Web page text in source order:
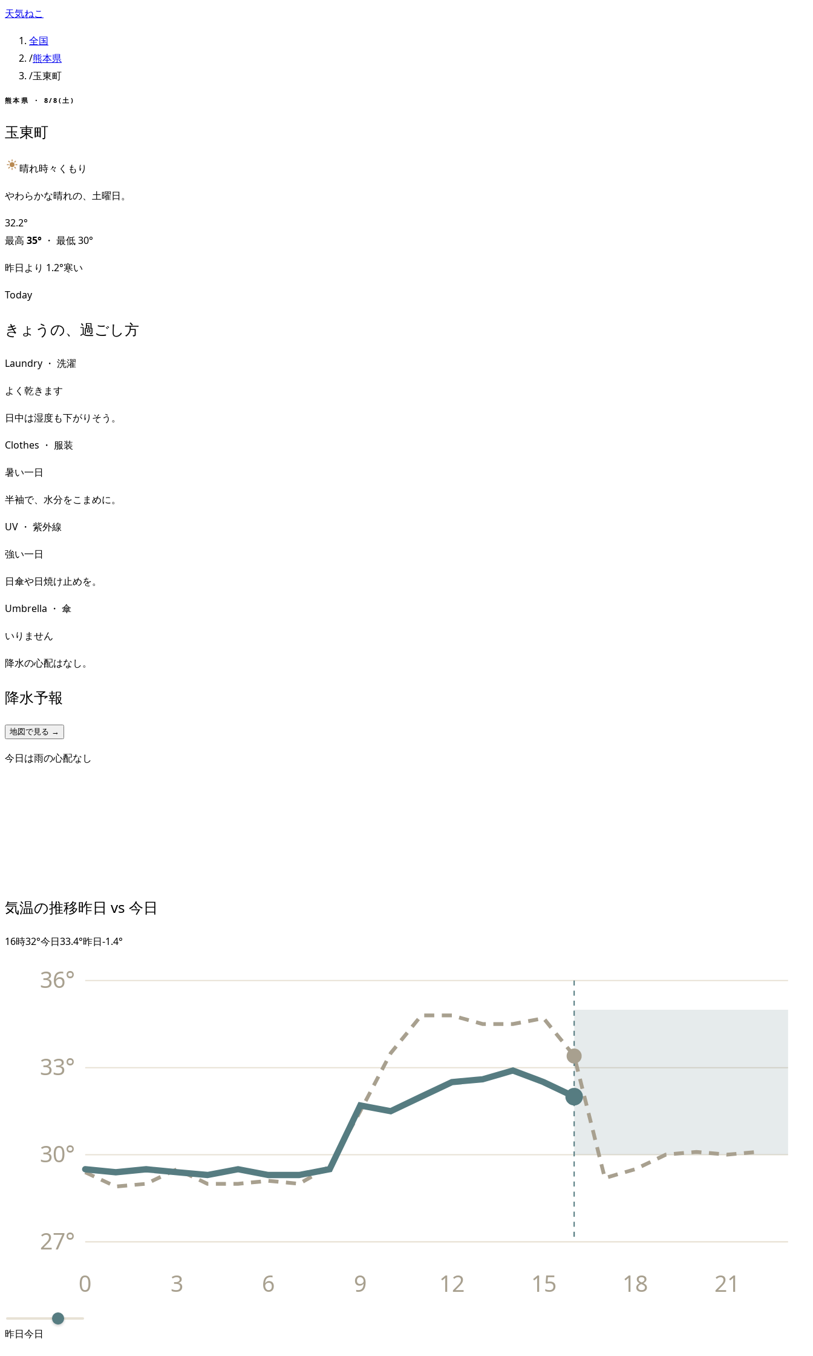
天気ねこ
全国
/熊本県
/玉東町
熊本県 ・ 8/8(土)
玉東町
晴れ時々くもり
やわらかな晴れの、土曜日。
32.2°
最高 35° ・ 最低30°
昨日より 1.2°寒い
Today
きょうの、過ごし方
Laundry ・ 洗濯
よく乾きます
日中は湿度も下がりそう。
Clothes ・ 服装
暑い一日
半袖で、水分をこまめに。
UV ・ 紫外線
強い一日
日傘や日焼け止めを。
Umbrella ・ 傘
いりません
降水の心配はなし。
降水予報
地図で見る →
今日は雨の心配なし
気温の推移昨日 vs 今日
16時32°今日33.4°昨日-1.4°
27°
30°
33°
36°
0 3 6 9 12 15 18 21
昨日今日